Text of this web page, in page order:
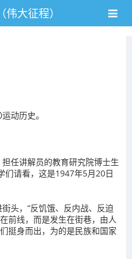
大征程）
动历史。
任讲解员的教育研究院博士生
们请看，这是1947年5月20日
头，“反饥饿、反内战、反迫
前线，而是发生在街巷，由人
挺身而出，为的是民族和国家